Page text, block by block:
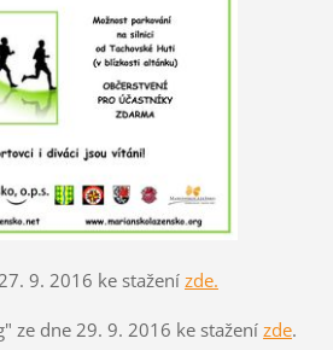
9. 2016 ke stažení zde.
ze dne 29. 9. 2016 ke stažení zde.